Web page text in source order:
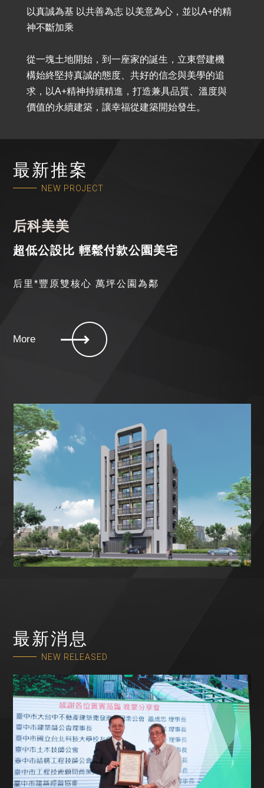
以真誠為基 以共善為志 以美意為心，並以A+的精
神不斷加乘
從一塊土地開始，到一座家的誕生，立東營建機
構始終堅持真誠的態度、共好的信念與美學的追
求，以A+精神持續精進，打造兼具品質、溫度與
價值的永續建築，讓幸福從建築開始發生。
最新推案
NEW PROJECT
后科美美
超低公設比 輕鬆付款公園美宅
后里*豐原雙核心 萬坪公園為鄰
More
最新消息
NEW RELEASED